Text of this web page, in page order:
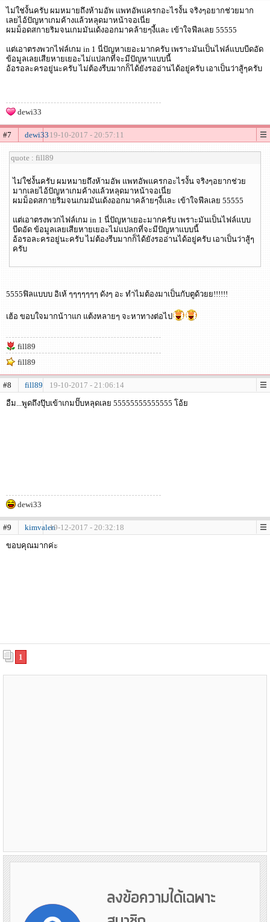
ไม่ใช่งั้นครับ ผมหมายถึงห้ามอัพ แพทอัพแครกอะไรงั้น จริงๆอยากช่วยมาก
เลยไอ้ปัญหาเกมค้างแล้วหลุดมาหน้าจอเนี่ย
ผมม็อดสกายริมจนเกมมันเด้งออกมาคล้ายๆงี้และ เข้าใจฟีลเลย 55555
แต่เอาตรงพวกไฟล์เกม in 1 นี่ปัญหาเยอะมากครับ เพราะมันเป็นไฟล์แบบบีดอัด
ข้อมูลเลยเสียหายเยอะไม่แปลกที่จะมีปัญหาแบบนี้
อ้อรอละครอยู่นะครับ ไม่ต้องรีบมากก็ได้ยังรออ่านได้อยู่ครับ เอาเป็นว่าสู้ๆครับ
dewi33
#7 dewi33 19-10-2017 - 20:57:11
quote : fill89
ไม่ใช่งั้นครับ ผมหมายถึงห้ามอัพ แพทอัพแครกอะไรงั้น จริงๆอยากช่วย
มากเลยไอ้ปัญหาเกมค้างแล้วหลุดมาหน้าจอเนี่ย
ผมม็อดสกายริมจนเกมมันเด้งออกมาคล้ายๆงี้และ เข้าใจฟีลเลย 55555
แต่เอาตรงพวกไฟล์เกม in 1 นี่ปัญหาเยอะมากครับ เพราะมันเป็นไฟล์แบบ
บีดอัด ข้อมูลเลยเสียหายเยอะไม่แปลกที่จะมีปัญหาแบบนี้
อ้อรอละครอยู่นะครับ ไม่ต้องรีบมากก็ได้ยังรออ่านได้อยู่ครับ เอาเป็นว่าสู้ๆ
ครับ
5555ฟิลแบบบ อิเห้ ๆๆๆๆๆๆๆ ดังๆ อะ ทำไมต้องมาเป็นกับตูด้วยย!!!!!!
เฮ้อ ขอบใจมากน้าาแก แต้งหลายๆ จะหาทางต่อไป
fill89
fill89
#8 fill89
19-10-2017 - 21:06:14
อืม...พูดถึงปุ๊บเข้าเกมปั๊บหลุดเลย 55555555555555 โอ้ย
dewi33
#9 kimvalen19-12-2017 - 20:32:18
ขอบคุณมากค่ะ
1
ลงข้อความได้เฉพาะ